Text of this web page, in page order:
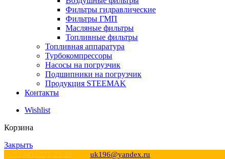
Фильтры гидравлические
Фильтры ГМП
Масляные фильтры
Топливные фильтры
Топливная аппаратура
Турбокомпрессоры
Насосы на погрузчик
Подшипники на погрузчик
Продукция STEEMAK
Контакты
Wishlist
Корзина
Закрыть
+7 (343) 271-21-21 uk196@yandex.ru